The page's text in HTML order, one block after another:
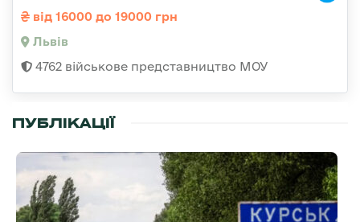
від 16000 до 19000 грн
Львів
4762 військове представництво МОУ
ПУБЛІКАЦІЇ